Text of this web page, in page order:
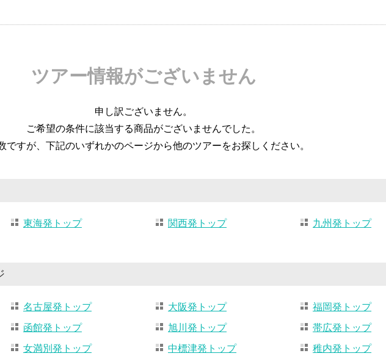
ツアー情報がございません
申し訳ございません。
ご希望の条件に該当する商品がございませんでした。
ですが、下記のいずれかのページから他のツアーをお探しください。
東海発トップ 関西発トップ 九州発トップ
名古屋発トップ 大阪発トップ
福岡発トップ
函館発トップ 旭川発トップ
帯広発トップ
女満別発トップ 中標津発トップ
稚内発トップ